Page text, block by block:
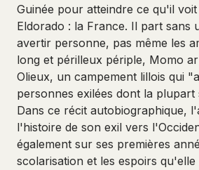
Guinée pour atteindre ce qu'il
Eldorado : la France. Il part sans
avertir personne, pas même les
long et périlleux périple, Momo
Olieux, un campement lillois qui
personnes exilées dont la plupart
Dans ce récit autobiographique,
l'histoire de son exil vers
également sur ses premières
scolarisation et les espoirs